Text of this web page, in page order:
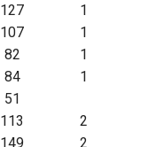
127
1
107
1
82
1
84
1
51
113
2
149
2